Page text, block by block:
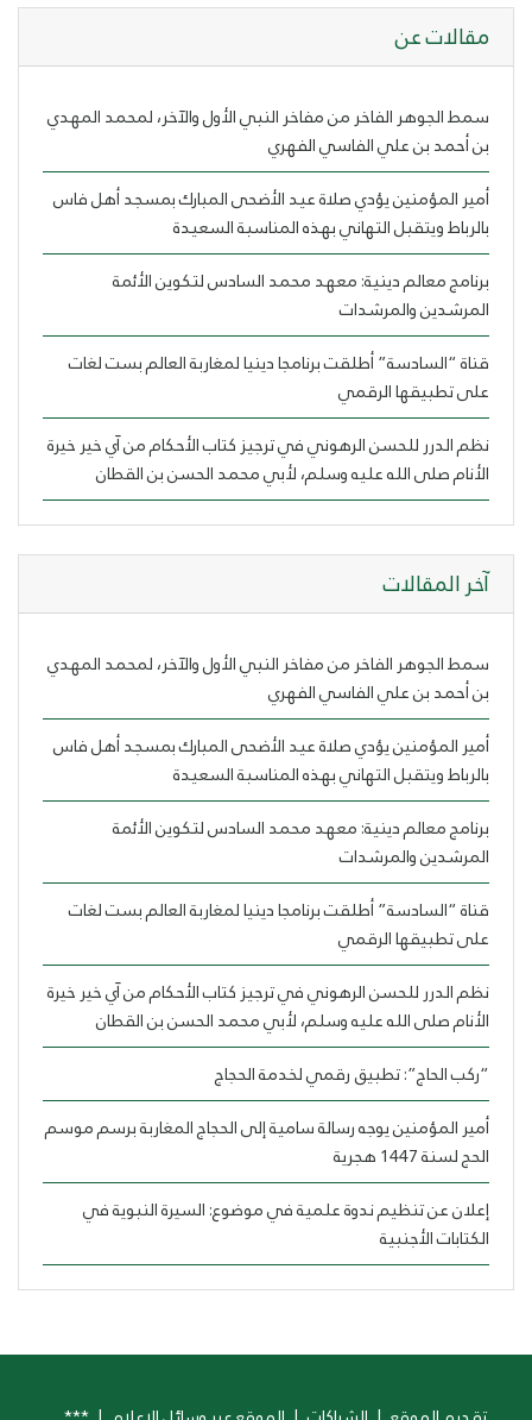
مقالات عن
سمط الجوهر الفاخر من مفاخر النبي الأول والآخر، لمحمد المهدي
بن أحمد بن علي الفاسي الفهري
أمير المؤمنين يؤدي صلاة عيد الأضحى المبارك بمسجد أهل فاس
بالرباط ويتقبل التهاني بهذه المناسبة السعيدة
برنامج معالم دينية: معهد محمد السادس لتكوين الأئمة
المرشدين والمرشدات
قناة “السادسة” أطلقت برنامجا دينيا لمغاربة العالم بست لغات
على تطبيقها الرقمي
نظم الدرر للحسن الرهوني في ترجيز كتاب الأحكام من آي خير خيرة
الأنام صلى الله عليه وسلم، لأبي محمد الحسن بن القطان
ﺁﺧﺮ اﻟﻤﻘﺎﻻﺕ
سمط الجوهر الفاخر من مفاخر النبي الأول والآخر، لمحمد المهدي
بن أحمد بن علي الفاسي الفهري
أمير المؤمنين يؤدي صلاة عيد الأضحى المبارك بمسجد أهل فاس
بالرباط ويتقبل التهاني بهذه المناسبة السعيدة
برنامج معالم دينية: معهد محمد السادس لتكوين الأئمة
المرشدين والمرشدات
قناة “السادسة” أطلقت برنامجا دينيا لمغاربة العالم بست لغات
على تطبيقها الرقمي
نظم الدرر للحسن الرهوني في ترجيز كتاب الأحكام من آي خير خيرة
الأنام صلى الله عليه وسلم، لأبي محمد الحسن بن القطان
“ركب الحاج”: تطبيق رقمي لخدمة الحجاج
أمير المؤمنين يوجه رسالة سامية إلى الحجاج المغاربة برسم موسم
الحج لسنة 1447 هجرية
إعلان عن تنظيم ندوة علمية في موضوع: السيرة النبوية في
الكتابات الأجنبية